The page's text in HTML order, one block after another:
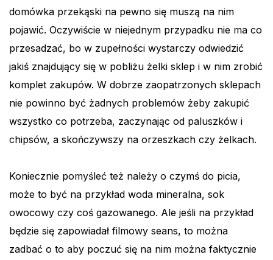
domówka przekąski na pewno się muszą na nim
pojawić. Oczywiście w niejednym przypadku nie ma co
przesadzać, bo w zupełności wystarczy odwiedzić
jakiś znajdujący się w pobliżu żelki sklep i w nim zrobić
komplet zakupów. W dobrze zaopatrzonych sklepach
nie powinno być żadnych problemów żeby zakupić
wszystko co potrzeba, zaczynając od paluszków i
chipsów, a skończywszy na orzeszkach czy żelkach.
Koniecznie pomyśleć też należy o czymś do picia,
może to być na przykład woda mineralna, sok
owocowy czy coś gazowanego. Ale jeśli na przykład
będzie się zapowiadał filmowy seans, to można
zadbać o to aby poczuć się na nim można faktycznie